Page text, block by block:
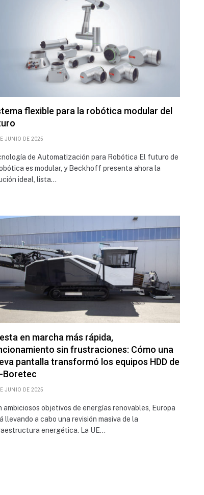
flexible para la robótica modular del
JUNIO DE 2025
de Automatización para Robótica El futuro de
es modular, y Beckhoff presenta ahora la
ideal, lista…
en marcha más rápida,
sin frustraciones: Cómo una
pantalla transformó los equipos HDD de
Boretec
JUNIO DE 2025
ambiciosos objetivos de energías renovables, Europa
llevando a cabo una revisión masiva de la
energética. La UE…